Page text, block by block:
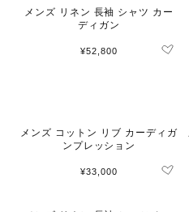
メンズ リネン 長袖 シャツ カー
ディガン
¥52,800
メンズ コットン リブ カーディガ
ンプレッション
¥33,000